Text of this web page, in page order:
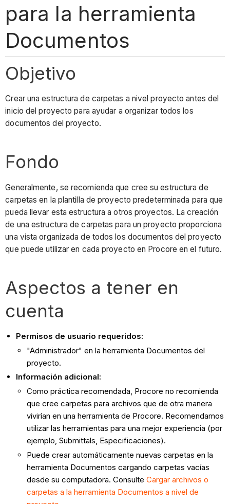
para la herramienta
Documentos
Objetivo
Crear una estructura de carpetas a nivel proyecto antes del
inicio del proyecto para ayudar a organizar todos los
documentos del proyecto.
Fondo
Generalmente, se recomienda que cree su estructura de
carpetas en la plantilla de proyecto predeterminada para que
pueda llevar esta estructura a otros proyectos. La creación
de una estructura de carpetas para un proyecto proporciona
una vista organizada de todos los documentos del proyecto
que puede utilizar en cada proyecto en Procore en el futuro.
Aspectos a tener en
cuenta
Permisos de usuario requeridos:
"Administrador" en la herramienta Documentos del
proyecto.
Información adicional:
Como práctica recomendada, Procore no recomienda
que cree carpetas para archivos que de otra manera
vivirían en una herramienta de Procore. Recomendamos
utilizar las herramientas para una mejor experiencia (por
ejemplo, Submittals, Especificaciones).
Puede crear automáticamente nuevas carpetas en la
herramienta Documentos cargando carpetas vacías
desde su computadora. ConsulteCargar archivos o
carpetas a la herramienta Documentos a nivel de